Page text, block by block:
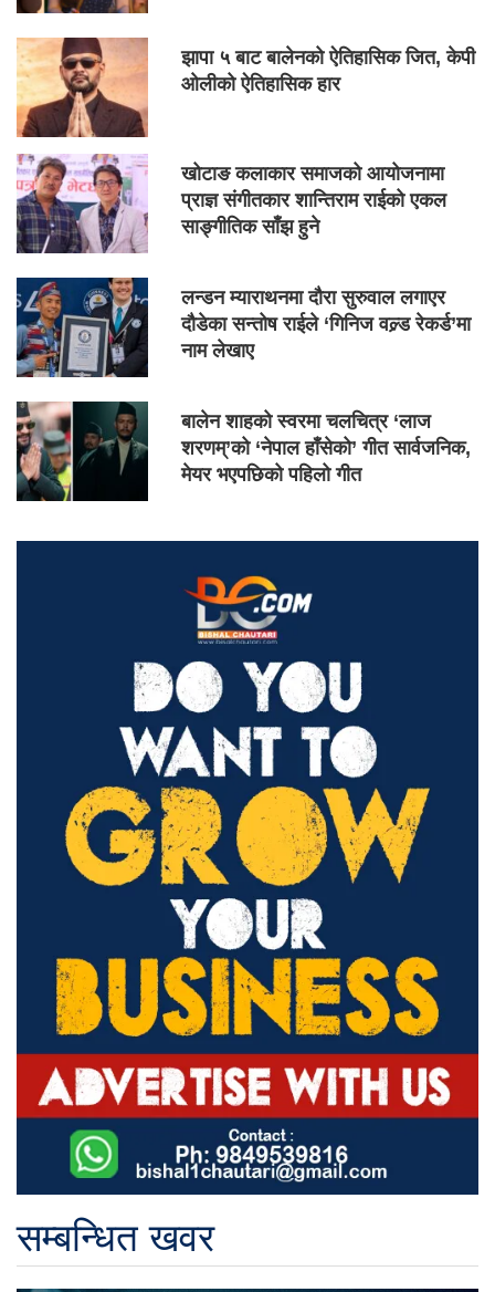
झापा ५ बाट बालेनको ऐतिहासिक जित, केपी
ओलीको ऐतिहासिक हार
खोटाङ कलाकार समाजको आयोजनामा
प्राज्ञ संगीतकार शान्तिराम राईको एकल
साङ्गीतिक साँझ हुने
लन्डन म्याराथनमा दौरा सुरुवाल लगाएर
दौडेका सन्तोष राईले ‘गिनिज वल्र्ड रेकर्ड’मा
नाम लेखाए
बालेन शाहको स्वरमा चलचित्र ‘लाज
शरणम्’को ‘नेपाल हाँसेको’ गीत सार्वजनिक,
मेयर भएपछिको पहिलो गीत
सम्बन्धित खवर